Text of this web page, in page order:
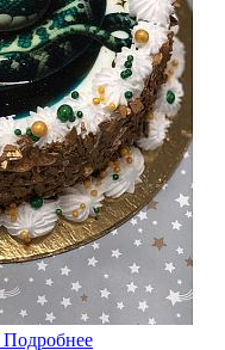
Подробнее